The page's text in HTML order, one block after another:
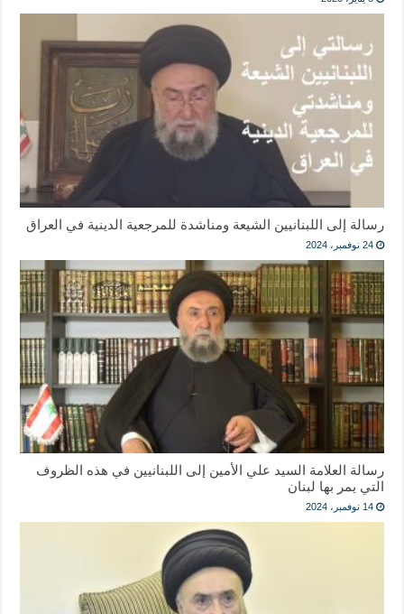
رسالة إلى اللبنانيين الشيعة ومناشدة للمرجعية الدينية في العراق
24 نوفمبر، 2024
رسالة العلامة السيد علي الأمين إلى اللبنانيين في هذه الظروف
التي يمر بها لبنان
14 نوفمبر، 2024